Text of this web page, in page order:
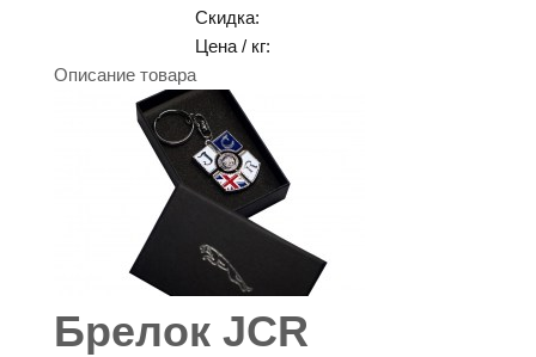
Скидка:
Цена / кг:
Описание товара
Брелок JCR